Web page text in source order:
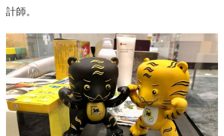
計師。